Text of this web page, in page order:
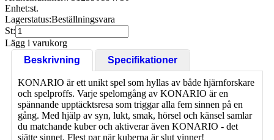
Enhet:st.
Lagerstatus:Beställningsvara
St:
Lägg i varukorg
Beskrivning
Specifikationer
KONARIO är ett unikt spel som hyllas av både hjärnforskare
och spelproffs. Varje spelomgång av KONARIO är en
spännande upptäcktsresa som triggar alla fem sinnen på en
gång. Med hjälp av syn, lukt, smak, hörsel och känsel samlar
du matchande kuber och aktiverar även KONARIO - det
sjätte sinnet. Flest par när kuberna är slut vinner!